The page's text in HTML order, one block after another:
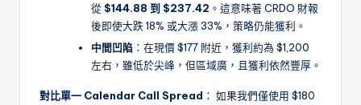
從 $144.88 到 $237.42 。這意味著 CRDO 財報
後即使大跌 18% 或大漲 33%，策略仍能獲利。
中間凹陷 ：在現價 $177 附近，獲利約為 $1,200
左右，雖低於尖峰，但區域廣，且獲利依然豐厚。
對比單一 Calendar Call Spread ： 如果我們僅使用 $180